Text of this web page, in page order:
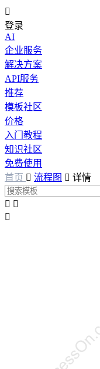

登录
AI
企业服务
解决方案
API服务
推荐
模板社区
价格
入门教程
知识社区
免费使用
首页  流程图  详情
 
